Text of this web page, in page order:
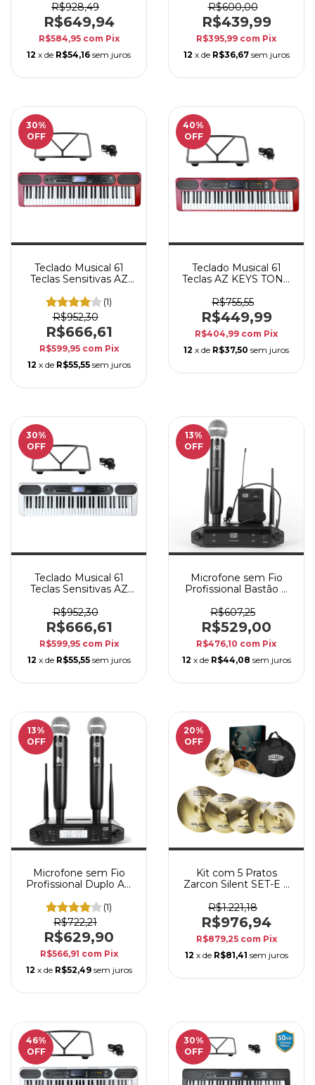
R$928,49
R$649,94
R$584,95 com Pix
12 x de R$54,16 sem juros
R$600,00
R$439,99
R$395,99 com Pix
12 x de R$36,67 sem juros
30%
OFF
Teclado Musical 61
Teclas Sensitivas AZ
Vermelho com
Bluetooth
(1)
R$952,30
R$666,61
R$599,95 com Pix
12 x de R$55,55 sem juros
40%
OFF
Teclado Musical 61
Teclas AZ KEYS TONE
Fonte Bivolt
R$755,55
R$449,99
R$404,99 com Pix
12 x de R$37,50 sem juros
30%
OFF
Teclado Musical 61
Teclas Sensitivas AZ
Branco com Bluetooth
R$952,30
R$666,61
R$599,95 com Pix
12 x de R$55,55 sem juros
13%
OFF
Microfone sem Fio
Profissional Bastão e
VOCALE FLEX
R$607,25
R$529,00
R$476,10 com Pix
12 x de R$44,08 sem juros
13%
OFF
Microfone sem Fio
Profissional Duplo AZ
(1)
R$722,21
R$629,90
R$566,91 com Pix
12 x de R$52,49 sem juros
20%
OFF
Kit com 5 Pratos
Zarcon Silent SET-E +
Reduzido
R$1.221,18
R$976,94
R$879,25 com Pix
12 x de R$81,41 sem juros
46%
OFF
30%
OFF